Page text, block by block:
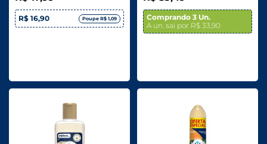
Especial
R$ 16,90 Poupe R$ 1,09
Comprando 3 Un.
A un. sai por R$ 33,90